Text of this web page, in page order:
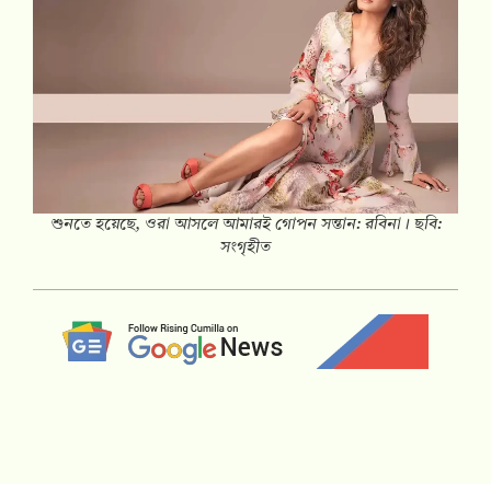
শুনতে হয়েছে, ওরা আসলে আমারই গোপন সন্তান: রবিনা। ছবি:
সংগৃহীত